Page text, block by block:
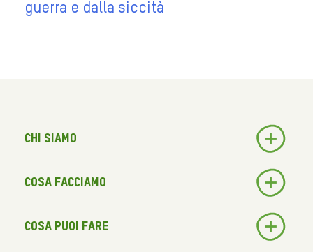
guerra e dalla siccità
Chi siamo
Cosa facciamo
Cosa puoi fare